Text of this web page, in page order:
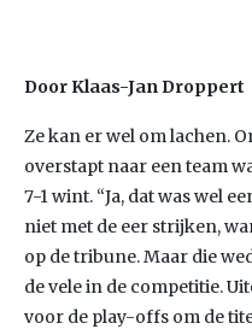
Door Klaas-Jan Droppert
Ze kan er wel om lachen.
overstapt naar een team
7-1 wint. “Ja, dat was wel
niet met de eer strijken,
op de tribune. Maar die
de vele in de competitie.
voor de play-offs om de